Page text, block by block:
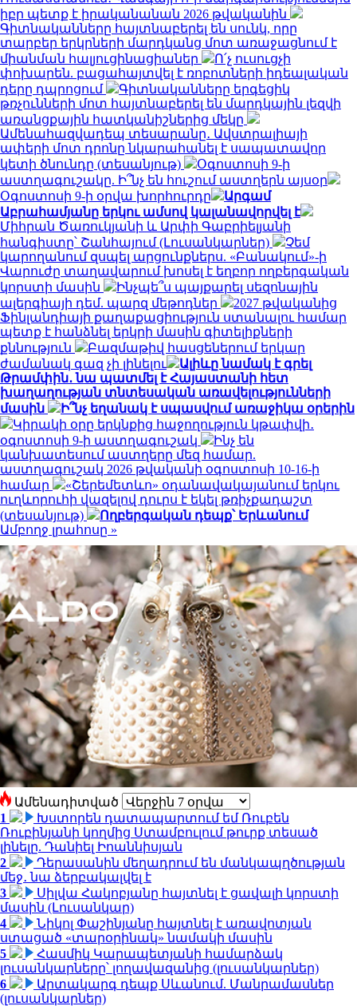
իբր պետք է իրականանան 2026 թվականին
Գիտնականները հայտնաբերել են սունկ, որը
տարբեր երկրների մարդկանց մոտ առաջացնում է
միանման հալյուցինացիաներ
Ո՛չ ուսուցչի
փոխարեն. բացահայտվել է ռոբոտների իդեալական
դերը դպրոցում
Գիտնականները երգեցիկ
թռչունների մոտ հայտնաբերել են մարդկային լեզվի
առանցքային հատկանիշներից մեկը
Ամենահազվադեպ տեսարանը․ Ավստրալիայի
ափերի մոտ դրոնը նկարահանել է սապատավոր
կետի ծնունդը (տեսանյութ)
Օգոստոսի 9-ի
աստղագուշակը. Ի՞նչ են հուշում աստղերն այսօր
Օգոստոսի 9-ի օրվա խորհուրդը
Արգամ
Աբրահամյանը երկու ամսով կալանավորվել է
Միհրան Ծառուկյանի և Արփի Գաբրիելյանի
հանգիստը՝ Շանհայում (Լուսանկարներ)
Չեմ
կարողանում զսպել արցունքներս. «Բանակում»-ի
Վարուժը տաղավարում խոսել է եղբոր ողբերգական
կորստի մասին
Ինչպե՞ս պայքարել սեզոնային
ալերգիայի դեմ. պարզ մեթոդներ
2027 թվականից
Ֆինլանդիայի քաղաքացիություն ստանալու համար
պետք է հանձնել երկրի մասին գիտելիքների
քննություն
Բազմաթիվ հասցեներում երկար
ժամանակ գազ չի լինելու
Ալիևը նամակ է գրել
Թրամփին․ նա պատմել է Հայաստանի հետ
խաղաղության տնտեսական առավելությունների
մասին
Ի՞նչ եղանակ է սպասվում առաջիկա օրերին
Կիրակի օրը երկնքից հաջողություն կթափվի․
օգոստոսի 9-ի աստղագուշակ
Ինչ են
կանխատեսում աստղերը մեզ համար.
աստղագուշակ 2026 թվականի օգոստոսի 10-16-ի
համար
«Շերեմետևո» օդանավակայանում երկու
ուղևորուհի վազելով դուրս է եկել թռիչքադաշտ
(տեսանյութ)
Ողբերգական դեպք՝ Երևանում
Ամբողջ լրահոսը »
Ամենադիտված
1
Խստորեն դատապարտում եմ Ռուբեն
Ռուբինյանի կողմից Ստամբուլում թուրք տեսած
լինելը. Դանիել Իոաննիսյան
2
Դերասանին մեղադրում են մանկապղծության
մեջ․ նա ձերբակալվել է
3
Սիլվա Հակոբյանը հայտնել է ցավալի կորստի
մասին (Լուսանկար)
4
Նիկոլ Փաշինյանը հայտնել է առավոտյան
ստացած «տարօրինակ» նամակի մասին
5
Հասմիկ Կարապետյանի համարձակ
լուսանկարները՝ լողավազանից (լուսանկարներ)
6
Արտակարգ դեպք Սևանում. Մանրամասներ
(լուսանկարներ)